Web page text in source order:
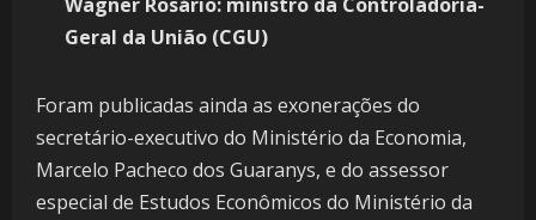
Geral da União (CGU)
Foram publicadas ainda as exonerações do
secretário-executivo do Ministério da Economia,
Marcelo Pacheco dos Guaranys, e do assessor
especial de Estudos Econômicos do Ministério da